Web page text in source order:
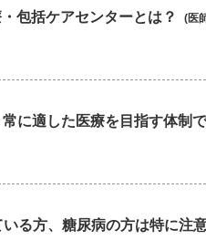
包括ケアセンターとは？ (医
に適した医療を目指す体制
る方、糖尿病の方は特に注